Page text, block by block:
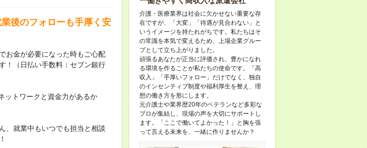
後のフォローも手厚く安
お金が必要になった時もご心配
！（日払い手数料：セブン銀行
トワークと資金力があるか
、就業中もいつでも担当と相談
介護・医療業界は社会に欠かせない重要な存
在ですが、「大変」「待遇が見合わない」と
いうイメージを持たれがちです。私たちはそ
の常識を本気で変えるため、上場企業グルー
プとして立ち上がりました。
頑張るあなたが正当に評価され、豊かになれ
る環境を作ることが私たちの使命です。「高
収入」「手厚いフォロー」だけでなく、独自
のインセンティブ制度や福利厚生を整え、理
想の働き方を形にします。
元介護士や業界歴20年のベテランなど多彩な
プロが集結し、現場の声を大切にサポートし
ます。「ここで働いてよかった！」と胸を張
って言える未来を、一緒に作りませんか？